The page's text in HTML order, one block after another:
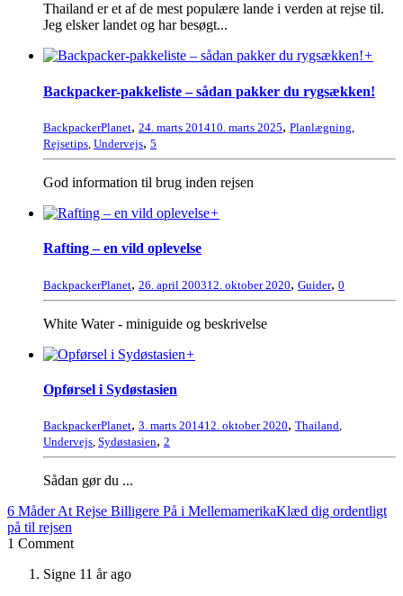
Thailand er et af de mest populære lande i verden at rejse til.
Jeg elsker landet og har besøgt...
+
Backpacker-pakkeliste – sådan pakker du rygsækken!
BackpackerPlanet, 24. marts 201410. marts 2025, Planlægning,
Rejsetips, Undervejs, 5
God information til brug inden rejsen
+
Rafting – en vild oplevelse
BackpackerPlanet, 26. april 200312. oktober 2020, Guider, 0
White Water - miniguide og beskrivelse
+
Opførsel i Sydøstasien
BackpackerPlanet, 3. marts 201412. oktober 2020, Thailand,
Undervejs, Sydøstasien, 2
Sådan gør du ...
6 Måder At Rejse Billigere På i MellemamerikaKlæd dig ordentligt
på til rejsen
1 Comment
Signe 11 år ago